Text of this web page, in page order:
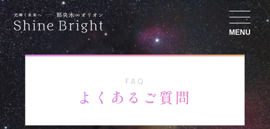
MENU
FAQ
よくあるご質問